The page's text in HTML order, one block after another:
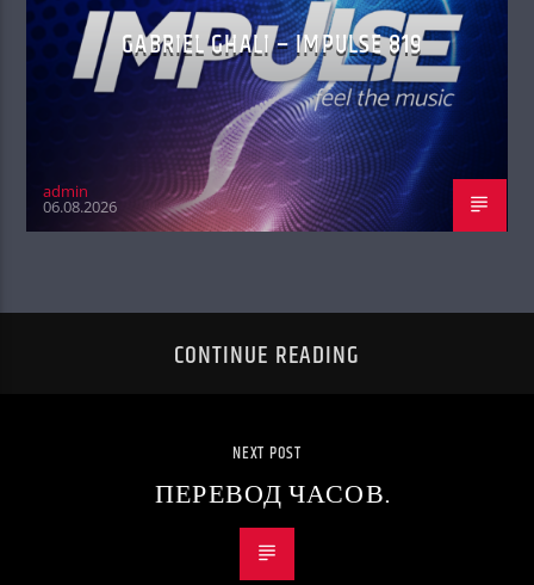
GABRIEL GHALI – IMPULSE 819
admin
06.08.2026
CONTINUE READING
NEXT POST
ПЕРЕВОД ЧАСОВ.